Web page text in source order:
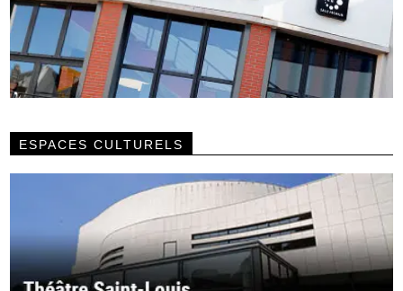
ESPACES CULTURELS